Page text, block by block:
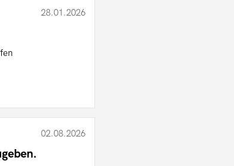
28.01.2026
02.08.2026